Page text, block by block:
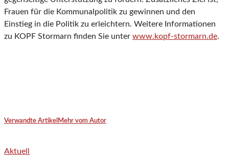
Frauen für die Kommunalpolitik zu gewinnen und den
Einstieg in die Politik zu erleichtern. Weitere Informationen
zu KOPF Stormarn finden Sie unter www.kopf-stormarn.de.
Verwandte Artikel Mehr vom Autor
Aktuell